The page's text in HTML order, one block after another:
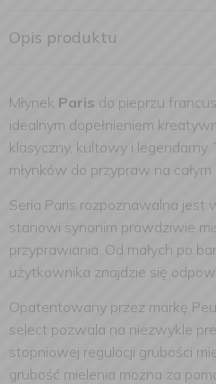
Opis produktu
Młynek Paris do pieprzu
idealnym dopełnieniem
klasyczny, kultowy i legendarny.
młynków do przypraw na
Seria Paris rozpoznawalna jest
stanowi synonim prawdziwie
przyprawiania. Od małych po
użytkownika znajdzie się
Opatentowany przez markę
select pozwala na niezwykle
stopniowej regulacji grubości
grubość mielenia można za